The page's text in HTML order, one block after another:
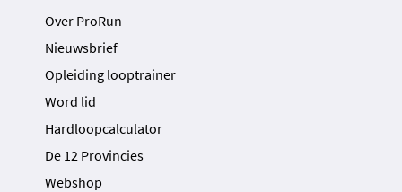
Over ProRun
Nieuwsbrief
Opleiding looptrainer
Word lid
Hardloopcalculator
De 12 Provincies
Webshop